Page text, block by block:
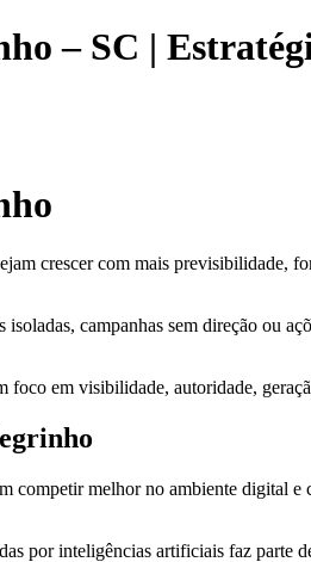
– SC |
crescer com mais previsibilidade,
isoladas, campanhas sem direção ou
em visibilidade, autoridade,
competir melhor no ambiente digital
por inteligências artificiais faz parte